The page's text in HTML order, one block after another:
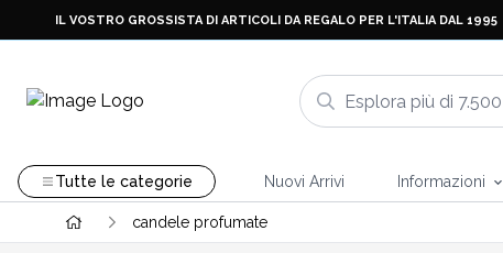
IL VOSTRO GROSSISTA DI ARTICOLI DA REGALO PER L'ITALIA DAL 1995
Tutte le categorie Nuovi Arrivi Informazioni
candele profumate